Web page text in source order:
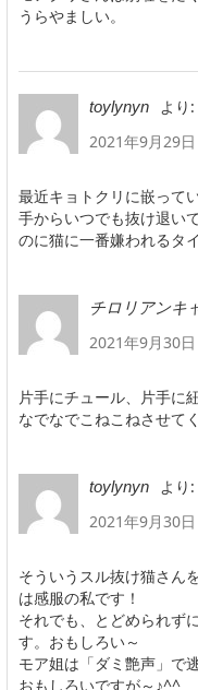
うらやましい。
toylynyn
より:
2021年9月29
最近キョトクリに嵌って
手からいつでも抜け退い
のに猫に一番嫌われるタ
チロリアンキ
2021年9月30
片手にチュール、片手に
なでなでこねこねさせて
toylynyn
より:
2021年9月30
そういうスル抜け猫さん
は感服の私です！
それでも、とどめられず
す。おもしろい～
モア姐は「ダミ艶声」で
おもしろいですが～♪^^